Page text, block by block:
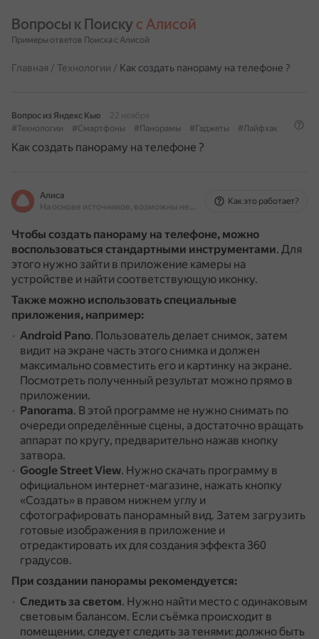
Вопросы к Поиску с Алисой
Примеры ответов Поиска с Алисой
Главная / Технологии / Как создать панораму на телефоне ?
Вопрос из Яндекс Кью
22 ноября
#Технологии
#Смартфоны #Панорамы #Гаджеты #Лайфхак
Как создать панораму на телефоне ?
Алиса
На основе источников, возможны неточности
Как это работает?
Чтобы создать панораму на телефоне, можно
воспользоваться стандартными инструментами. Для
этого нужно зайти в приложение камеры на
устройстве и найти соответствующую иконку.
Также можно использовать специальные
приложения, например:
Android Pano. Пользователь делает снимок, затем
видит на экране часть этого снимка и должен
максимально совместить его и картинку на экране.
Посмотреть полученный результат можно прямо в
приложении.
Panorama. В этой программе не нужно снимать по
очереди определённые сцены, а достаточно вращать
аппарат по кругу, предварительно нажав кнопку
затвора.
Google Street View. Нужно скачать программу в
официальном интернет-магазине, нажать кнопку
«Создать» в правом нижнем углу и
сфотографировать панорамный вид. Затем загрузить
готовые изображения в приложение и
отредактировать их для создания эффекта 360
градусов.
При создании панорамы рекомендуется:
Следить за светом. Нужно найти место с одинаковым
световым балансом. Если съёмка происходит в
помещении, следует следить за тенями: должно быть